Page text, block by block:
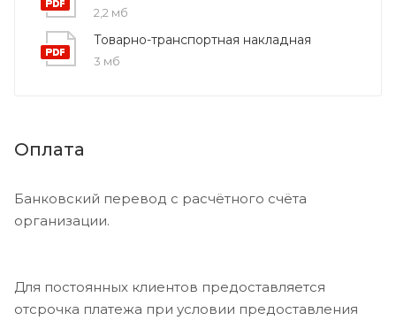
2,2 мб
Товарно-транспортная накладная
3 мб
Оплата
Банковский перевод с расчётного счёта
организации.
Для постоянных клиентов предоставляется
отсрочка платежа при условии предоставления